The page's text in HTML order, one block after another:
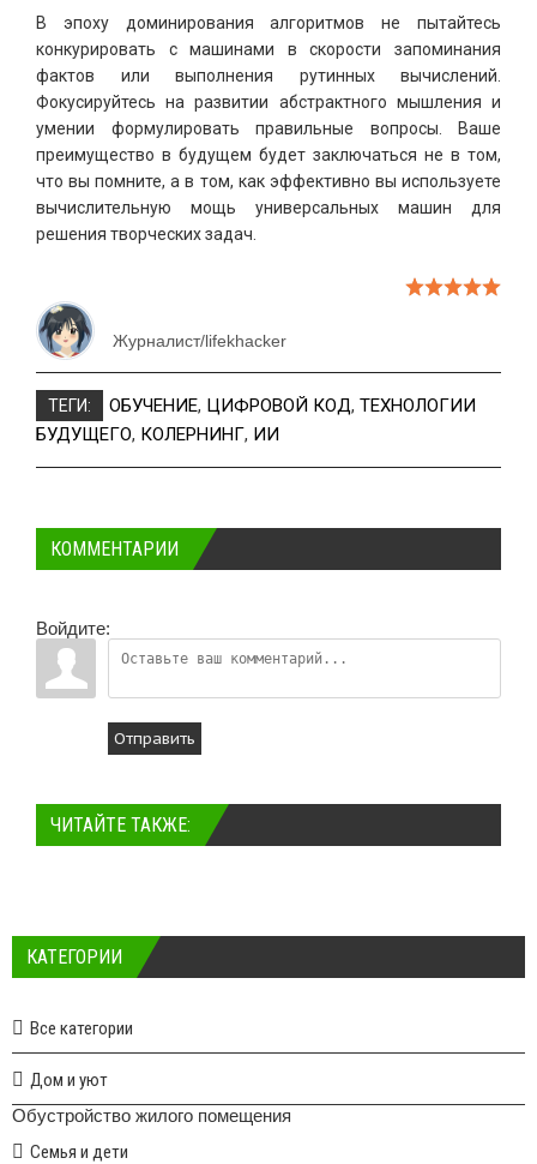
В эпоху доминирования алгоритмов не пытайтесь
конкурировать с машинами в скорости запоминания
фактов или выполнения рутинных вычислений.
Фокусируйтесь на развитии абстрактного мышления и
умении формулировать правильные вопросы. Ваше
преимущество в будущем будет заключаться не в том,
что вы помните, а в том, как эффективно вы используете
вычислительную мощь универсальных машин для
решения творческих задач.
Журналист/lifekhacker
ТЕГИ: ОБУЧЕНИЕ, ЦИФРОВОЙ КОД, ТЕХНОЛОГИИ
БУДУЩЕГО, КОЛЕРНИНГ, ИИ
КОММЕНТАРИИ
Войдите:
Отправить
ЧИТАЙТЕ ТАКЖЕ:
КАТЕГОРИИ
Все категории
Дом и уют
Обустройство жилого помещения
Семья и дети